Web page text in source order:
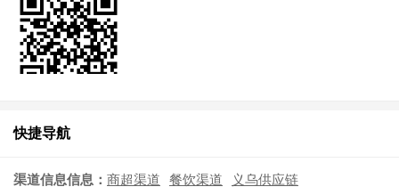
快捷导航
渠道信息信息： 商超渠道 餐饮渠道 义乌供应链